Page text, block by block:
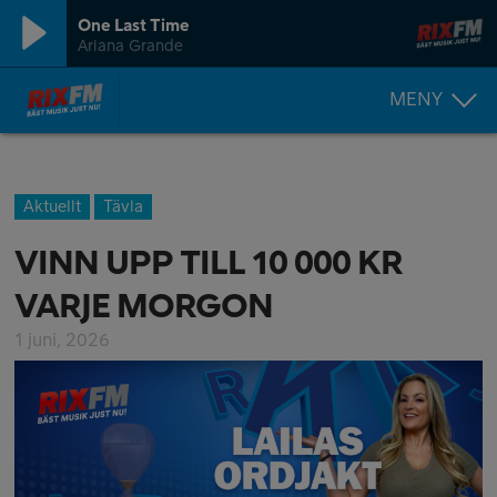
One Last Time
Ariana Grande
MENY
Aktuellt Tävla
VINN UPP TILL 10 000 KR
VARJE MORGON
1 juni, 2026